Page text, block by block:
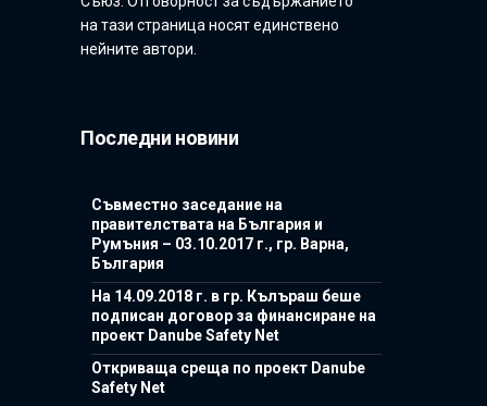
на тази страница носят единствено
нейните автори.
Последни новини
Съвместно заседание на
правителствата на България и
Румъния – 03.10.2017 г., гр. Варна,
България
На 14.09.2018 г. в гр. Кълъраш беше
подписан договор за финансиране на
проект Danube Safety Net
Откриваща среща по проект Danube
Safety Net